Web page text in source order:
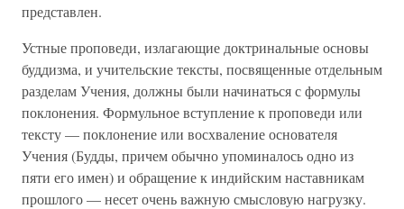
представлен.
Устные проповеди, излагающие доктринальные основы
буддизма, и учительские тексты, посвященные отдельным
разделам Учения, должны были начинаться с формулы
поклонения. Формульное вступление к проповеди или
тексту — поклонение или восхваление основателя
Учения (Будды, причем обычно упоминалось одно из
пяти его имен) и обращение к индийским наставникам
прошлого — несет очень важную смысловую нагрузку.